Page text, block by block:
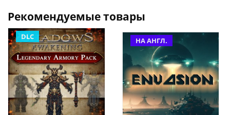
Рекомендуемые товары
DLC НА АНГЛ.